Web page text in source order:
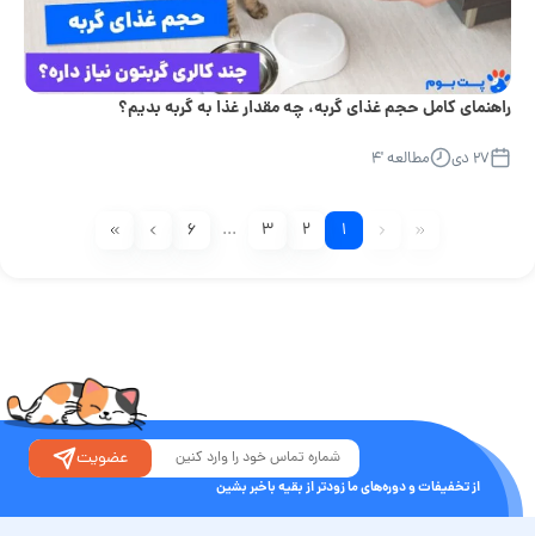
راهنمای کامل حجم غذای گربه، چه مقدار غذا به گربه بدیم؟
۲۷ دی مطالعه '۴
۱ ۲ ۳ ... ۶
از تخفیفات و دوره‌های ما زودتر از بقیه باخبر بشین
عضویت